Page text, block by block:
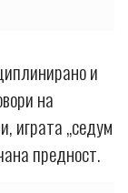
и
на
играта „седум
предност.